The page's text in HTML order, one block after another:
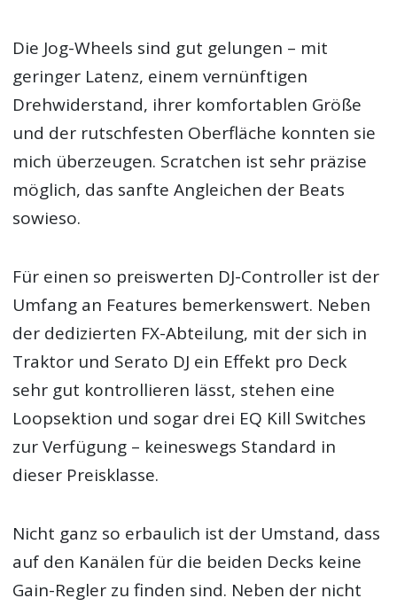
Die Jog-Wheels sind gut gelungen – mit
geringer Latenz, einem vernünftigen
Drehwiderstand, ihrer komfortablen Größe
und der rutschfesten Oberfläche konnten sie
mich überzeugen. Scratchen ist sehr präzise
möglich, das sanfte Angleichen der Beats
sowieso.
Für einen so preiswerten DJ-Controller ist der
Umfang an Features bemerkenswert. Neben
der dedizierten FX-Abteilung, mit der sich in
Traktor und Serato DJ ein Effekt pro Deck
sehr gut kontrollieren lässt, stehen eine
Loopsektion und sogar drei EQ Kill Switches
zur Verfügung – keineswegs Standard in
dieser Preisklasse.
Nicht ganz so erbaulich ist der Umstand, dass
auf den Kanälen für die beiden Decks keine
Gain-Regler zu finden sind. Neben der nicht